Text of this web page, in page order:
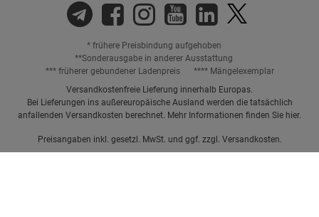
* frühere Preisbindung aufgehoben
**Sonderausgabe in anderer Ausstattung
*** früherer gebundener Ladenpreis
**** Mängelexemplar
Versandkostenfreie Lieferung innerhalb Europas.
Bei Lieferungen ins außereuropäische Ausland werden die tatsächlich
anfallenden Versandkosten berechnet. Mehr Informationen finden Sie hier.
Preisangaben inkl. gesetzl. MwSt. und ggf. zzgl. Versandkosten.